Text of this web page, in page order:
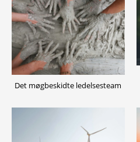
Det møgbeskidte ledelsesteam